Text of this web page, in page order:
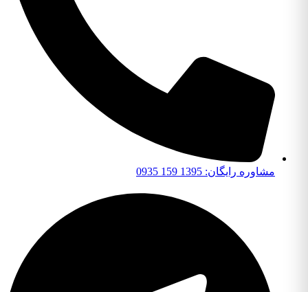
مشاوره رایگان: 1395 159 0935